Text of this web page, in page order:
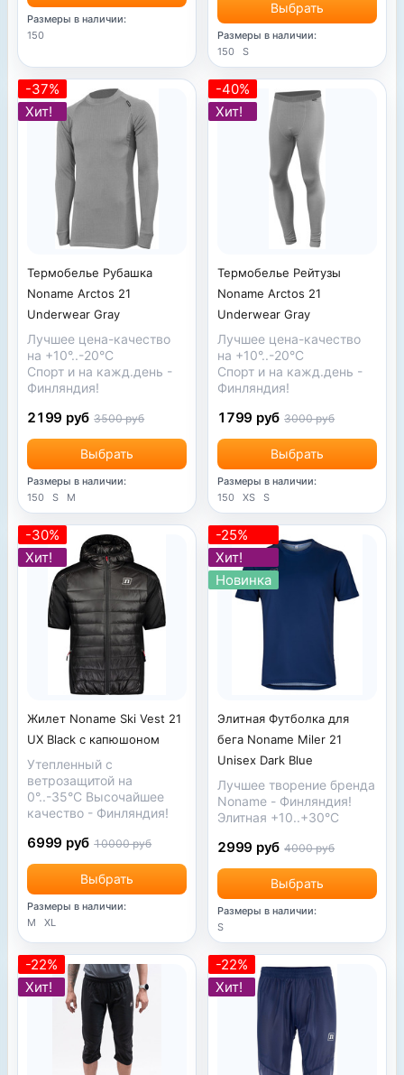
Размеры в наличии:
150
Выбрать
Размеры в наличии:
150
S
-37%
Хит!
Термобелье Рубашка
Noname Arctos 21
Underwear Gray
Лучшее цена-качество
на +10°..-20°С
Спорт и на кажд.день -
Финляндия!
Выбрать
2199 руб 3500 руб
Размеры в наличии:
150
S M
-40%
Хит!
Термобелье Рейтузы
Noname Arctos 21
Underwear Gray
Лучшее цена-качество
на +10°..-20°С
Спорт и на кажд.день -
Финляндия!
Выбрать
1799 руб 3000 руб
Размеры в наличии:
150
XS S
-30%
Хит!
Жилет Noname Ski Vest 21
UX Black с капюшоном
Утепленный с
ветрозащитой на
0°..-35°С Высочайшее
качество - Финляндия!
Выбрать
6999 руб 10000 руб
Размеры в наличии:
M
XL
-25%
Хит!
Новинка
Элитная Футболка для
бега Noname Miler 21
Unisex Dark Blue
Лучшее творение бренда
Noname - Финляндия!
Элитная +10..+30°C
Выбрать
2999 руб 4000 руб
Размеры в наличии:
S
-22%
Хит!
-22%
Хит!